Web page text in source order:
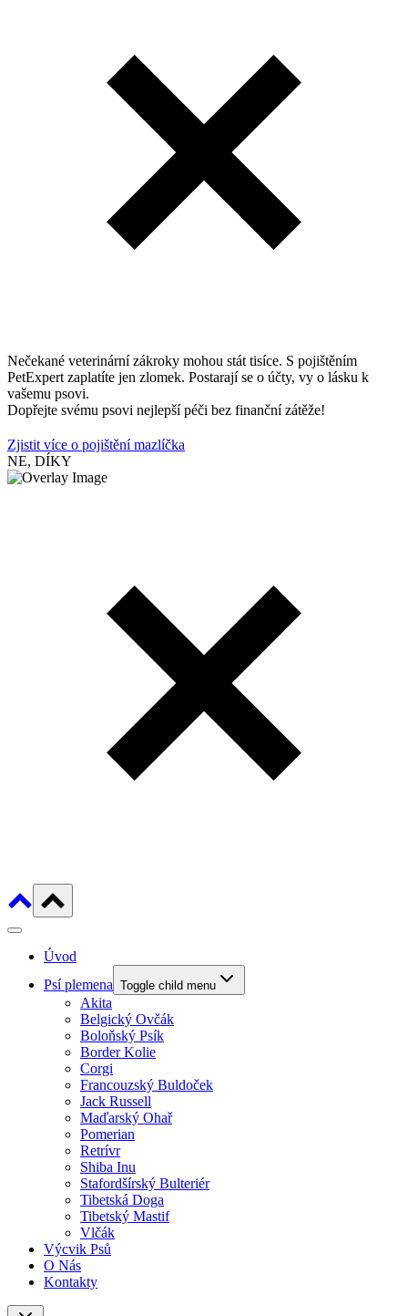
Nečekané veterinární zákroky mohou stát tisíce. S pojištěním
PetExpert zaplatíte jen zlomek. Postarají se o účty, vy o lásku k
vašemu psovi.
Dopřejte svému psovi nejlepší péči bez finanční zátěže!
Zjistit více o pojištění mazlíčka
NE, DÍKY
Úvod
Psí plemena Toggle child menu
Akita
Belgický Ovčák
Boloňský Psík
Border Kolie
Corgi
Francouzský Buldoček
Jack Russell
Maďarský Ohař
Pomerian
Retrívr
Shiba Inu
Stafordšírský Bulteriér
Tibetská Doga
Tibetský Mastif
Vlčák
Výcvik Psů
O Nás
Kontakty